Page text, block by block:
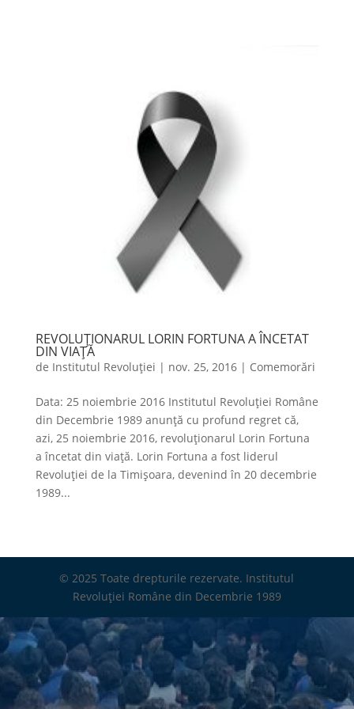
REVOLUȚIONARUL LORIN FORTUNA A ÎNCETAT
DIN VIAȚĂ
de Institutul Revoluției | nov. 25, 2016| Comemorări
Data: 25 noiembrie 2016 Institutul Revoluţiei Române
din Decembrie 1989 anunță cu profund regret că,
azi, 25 noiembrie 2016, revoluționarul Lorin Fortuna
a încetat din viață. Lorin Fortuna a fost liderul
Revoluției de la Timișoara, devenind în 20 decembrie
1989...
© 2025 Toate drepturile rezervate. Institutul
Revoluției Române din Decembrie 1989